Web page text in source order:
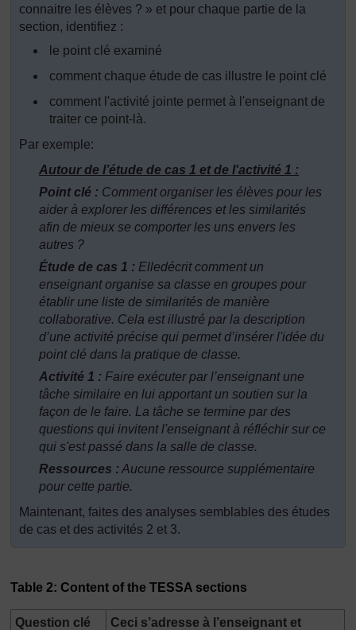
connaitre les élèves ? » et pour chaque partie de la
section, identifiez :
le point clé examiné
comment chaque étude de cas illustre le point clé
comment l'activité jointe permet à l'enseignant de
traiter ce point-là.
Par exemple:
Autour de l’étude de cas 1 et de l'activité 1 :
Point clé : Comment organiser les élèves pour les
aider à explorer les différences et les similarités
afin de mieux se comporter les uns envers les
autres ?
Étude de cas 1 : Elledécrit comment un
enseignant organise sa classe en groupes pour
établir une liste de similarités de manière
collaborative. Cela est illustré par la description
d’une activité précise qui permet d’insérer l'idée du
point clé dans la pratique de classe.
Activité 1 : Faire exécuter par l’enseignant une
tâche similaire en lui apportant un soutien sur la
façon de le faire. La tâche se termine par des
questions qui invitent l'enseignant à réfléchir sur ce
qui s'est passé dans la salle de classe.
Ressources :Aucune ressource supplémentaire
pour cette partie.
Maintenant, faites des analyses semblables des études
de cas et des activités 2 et 3.
Table 2: Content of the TESSA sections
Question clé
Ceci s’adresse à l’enseignant et